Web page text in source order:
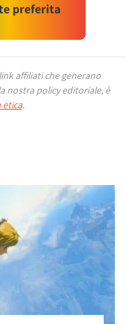
preferita
affiliati che generano
nostra policy editoriale, è
etica.